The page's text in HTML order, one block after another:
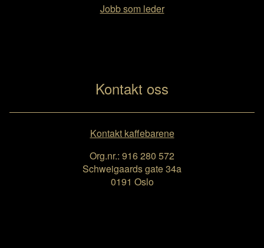
Jobb som leder
Kontakt oss
Kontakt kaffebarene
Org.nr.: 916 280 572
Schweigaards gate 34a
0191 Oslo